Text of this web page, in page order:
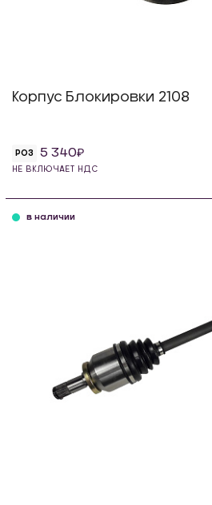
Корпус Блокировки 2108
РОЗ 5 340
НЕ ВКЛЮЧАЕТ НДС
в наличии